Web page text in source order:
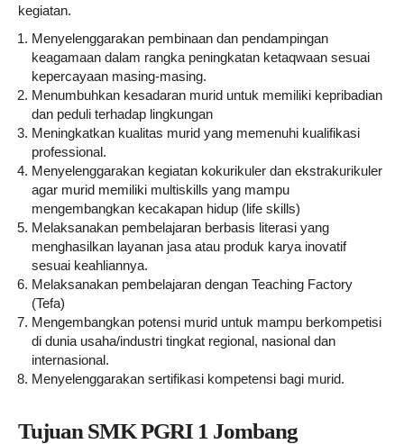
kegiatan.
Menyelenggarakan pembinaan dan pendampingan
keagamaan dalam rangka peningkatan ketaqwaan sesuai
kepercayaan masing-masing.
Menumbuhkan kesadaran murid untuk memiliki kepribadian
dan peduli terhadap lingkungan
Meningkatkan kualitas murid yang memenuhi kualifikasi
professional.
Menyelenggarakan kegiatan kokurikuler dan ekstrakurikuler
agar murid memiliki multiskills yang mampu
mengembangkan kecakapan hidup (life skills)
Melaksanakan pembelajaran berbasis literasi yang
menghasilkan layanan jasa atau produk karya inovatif
sesuai keahliannya.
Melaksanakan pembelajaran dengan Teaching Factory
(Tefa)
Mengembangkan potensi murid untuk mampu berkompetisi
di dunia usaha/industri tingkat regional, nasional dan
internasional.
Menyelenggarakan sertifikasi kompetensi bagi murid.
Tujuan SMK PGRI 1 Jombang